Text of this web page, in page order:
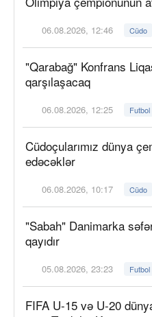
06.08.2026, 12:46 Cüdo
"Qarabağ" Konfrans
qarşılaşacaq
06.08.2026, 12:25 Futbol
Cüdoçularımız dünya
edəcəklər
06.08.2026, 10:17 Cüdo
"Sabah" Danimarka
qayıdır
05.08.2026, 23:23 Futbol
FIFA U-15 və U-20